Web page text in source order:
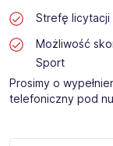
Strefę licytacji
Możliwość
Sport
Prosimy o
telefoniczny pod